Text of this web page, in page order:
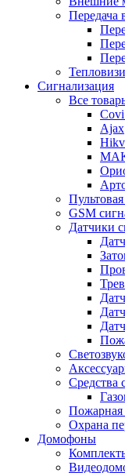
Передача
Сигнализация
Все
Ajax
GSM
Датчики
Средства
Пожарная
Охрана
Домофоны